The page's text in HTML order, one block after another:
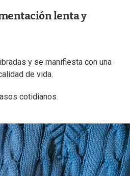
lenta y
y se manifiesta con una
de vida.
cotidianos.